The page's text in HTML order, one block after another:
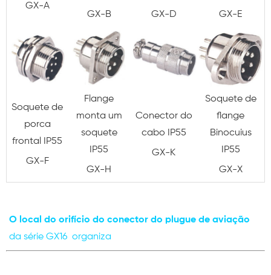
GX-A
GX-B GX-D GX-E
Soquete de
porca
frontal IP55
GX-F
Flange
monta um
soquete
IP55
GX-H
Conector do
cabo IP55
GX-K
Soquete de
flange
Binocuius
IP55
GX-X
O local do orifício do conector do plugue de aviação
da série GX16 organiza